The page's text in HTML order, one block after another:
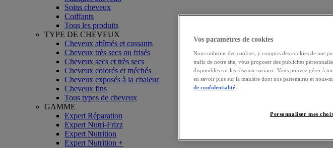
Soins cheveux
Coiffants
Tous les produits
TYPE DE CHEVEUX
Cheveux abîmés et cassants
Cheveux très secs ou frisés
Cheveux secs et très secs
Cheveux colorés et méchés
Cheveux exposés à la chaleur
Cheveux fins
Tous types de cheveux
GAMME
Expert Réparation
Expert Nutri-Frizz
Expert Nutrition
Expert Nutrition +
Vos paramètres de cookies
Nous utilisons des cookies, y compris des cookies de nos
trafic de notre site, vous proposer des publicités
disponibles sur les réseaux sociaux. Vous pouvez gérer à
en savoir plus sur la manière dont nos partenaires et nous-
de confidentialité
Personnaliser mes